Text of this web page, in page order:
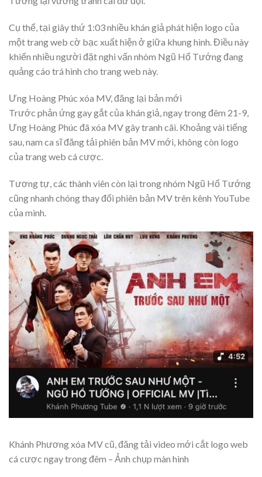
Cụ thể, tại giây thứ 1:03 nhiều khán giả phát hiện logo của
một trang web cờ bạc xuất hiện ở giữa khung hình. Điều này
khiến nhiều người đặt nghi vấn nhóm Ngũ Hổ Tướng đang
quảng cáo trá hình cho trang web này.
Ưng Hoàng Phúc xóa MV, đăng lại bản mới
Trước phản ứng gay gắt của khán giả, ngay trong đêm 21-9,
Ưng Hoàng Phúc đã xóa MV gây tranh cãi. Khoảng vài tiếng
sau, nam ca sĩ đăng tải phiên bản MV mới, không còn logo
của trang web cá cược.
Tương tự, các thành viên còn lại trong nhóm Ngũ Hổ Tướng
cũng nhanh chóng thay đổi phiên bản MV trên kênh YouTube
của mình.
Khánh Phương xóa MV cũ, đăng tải video mới cắt logo web
cá cược ngay trong đêm – Ảnh chụp màn hình